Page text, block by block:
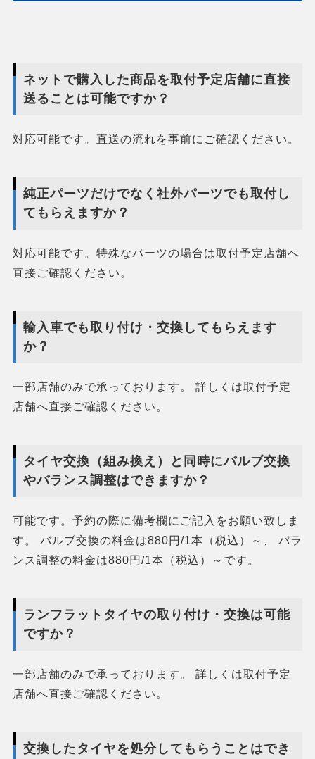
ネットで購入した商品を取付予定店舗に直接
送ることは可能ですか？
対応可能です。直送の流れを事前にご確認ください。
純正パーツだけでなく社外パーツでも取付し
てもらえますか？
対応可能です。特殊なパーツの場合は取付予定店舗へ
直接ご確認ください。
輸入車でも取り付け・交換してもらえます
か？
一部店舗のみで承っております。 詳しくは取付予定
店舗へ直接ご確認ください。
タイヤ交換（組み換え）と同時にバルブ交換
やバランス調整はできますか？
可能です。予約の際に備考欄にご記入をお願い致しま
す。 バルブ交換の料金は880円/1本（税込）～、 バラ
ンス調整の料金は880円/1本（税込）～です。
ランフラットタイヤの取り付け・交換は可能
ですか？
一部店舗のみで承っております。 詳しくは取付予定
店舗へ直接ご確認ください。
交換したタイヤを処分してもらうことはでき